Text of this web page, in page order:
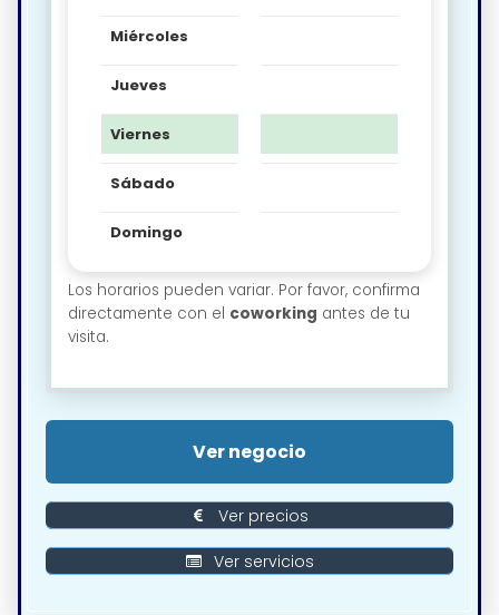
Miércoles
Jueves
Viernes
Sábado
Domingo
Los horarios pueden variar. Por favor, confirma
directamente con el coworking antes de tu
visita.
Ver negocio
Ver precios
Ver servicios